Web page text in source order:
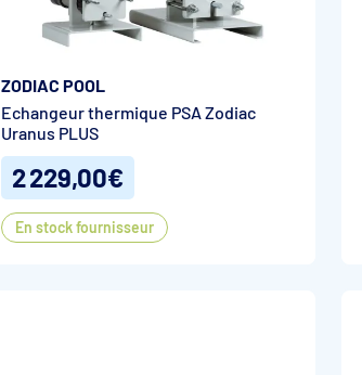
ZODIAC POOL
Echangeur thermique PSA Zodiac
Uranus PLUS
2 229,00€
En stock fournisseur